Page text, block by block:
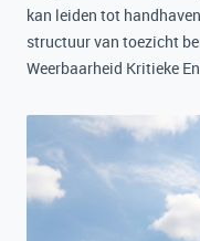
kan leiden tot
structuur van toezicht
Weerbaarheid Kritieke